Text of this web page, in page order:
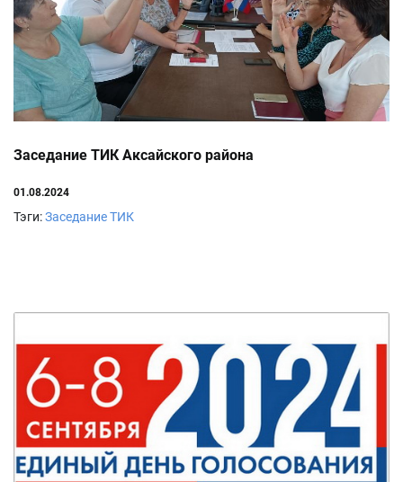
Заседание ТИК Аксайского района
01.08.2024
Тэги:Заседание ТИК